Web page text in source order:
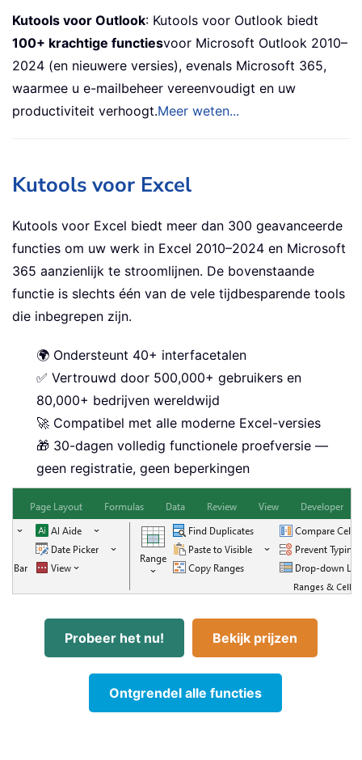
Kutools voor Outlook: Kutools voor Outlook biedt
100+ krachtige functiesvoor Microsoft Outlook 2010–
2024 (en nieuwere versies), evenals Microsoft 365,
waarmee u e-mailbeheer vereenvoudigt en uw
productiviteit verhoogt.Meer weten...
Kutools voor Excel
Kutools voor Excel biedt meer dan 300 geavanceerde
functies om uw werk in Excel 2010–2024 en Microsoft
365 aanzienlijk te stroomlijnen. De bovenstaande
functie is slechts één van de vele tijdbesparende tools
die inbegrepen zijn.
🌍 Ondersteunt 40+ interfacetalen
✅ Vertrouwd door 500,000+ gebruikers en
80,000+ bedrijven wereldwijd
🚀 Compatibel met alle moderne Excel-versies
🎁 30-dagen volledig functionele proefversie —
geen registratie, geen beperkingen
Probeer het nu! Bekijk prijzen
Ontgrendel alle functies